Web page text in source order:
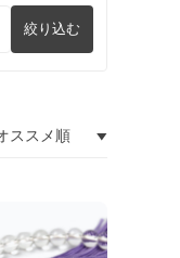
絞り込む